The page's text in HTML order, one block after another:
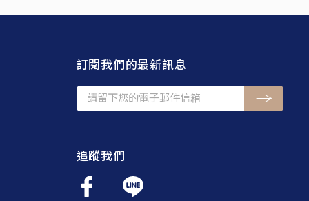
訂閱我們的最新訊息
追蹤我們